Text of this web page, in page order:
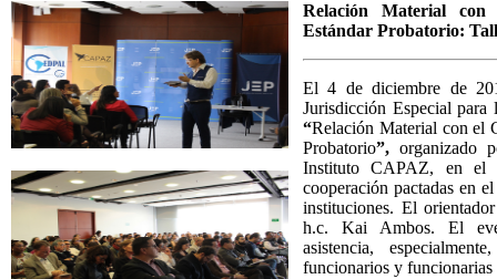
Relación Material
Estándar Probatorio:
El 4 de diciembre de
Jurisdicción Especial
“Relación Material con el
Probatorio”, organizado
Instituto CAPAZ, en el
cooperación pactadas en
instituciones. El
h.c. Kai Ambos. El
asistencia,
funcionarios y funcionarias